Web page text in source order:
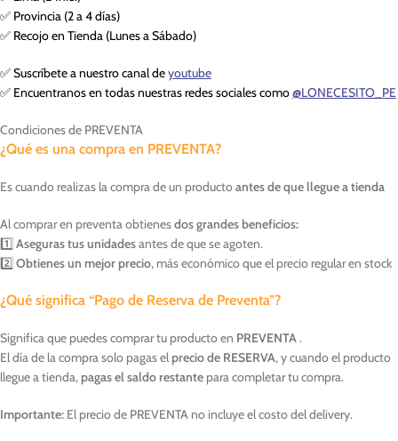
✅ Provincia (2 a 4 días)
✅ Recojo en Tienda (Lunes a Sábado)
✅ Suscríbete a nuestro canal deyoutube
✅ Encuentranos en todas nuestras redes sociales como@LONECESITO_PE
Condiciones de PREVENTA
¿Qué es una compra en PREVENTA?
Es cuando realizas la compra de un productoantes de que llegue a tienda
Al comprar en preventa obtienesdos grandes beneficios:
1️⃣ Aseguras tus unidadesantes de que se agoten.
2️⃣ Obtienes un mejor precio, más económico que el precio regular en stock
¿Qué significa “Pago de Reserva de Preventa”?
Significa que puedes comprar tu producto en PREVENTA.
El día de la compra solo pagas elprecio de RESERVA, y cuando el producto
llegue a tienda,pagas el saldo restante para completar tu compra.
Importante: El precio de PREVENTA no incluye el costo del delivery.